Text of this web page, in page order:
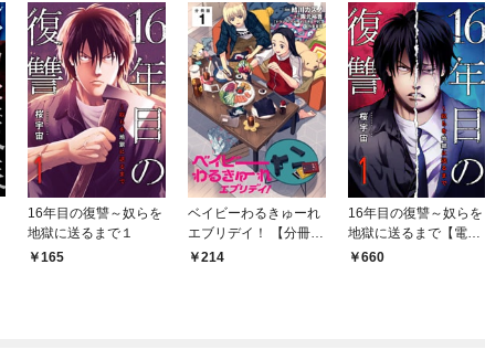
16年目の復讐～奴らを
地獄に送るまで１
165
ベイビーわるきゅーれ
エブリデイ！ 【分冊
版】 1
214
16年目の復讐～奴らを
地獄に送るまで【電子
単行本版】１
660